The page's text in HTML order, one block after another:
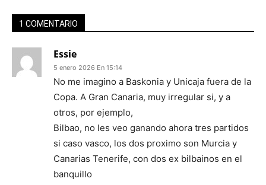
1 COMENTARIO
Essie
5 enero 2026 En 15:14
No me imagino a Baskonia y Unicaja fuera de la
Copa. A Gran Canaria, muy irregular si, y a
otros, por ejemplo,
Bilbao, no les veo ganando ahora tres partidos
si caso vasco, los dos proximo son Murcia y
Canarias Tenerife, con dos ex bilbainos en el
banquillo